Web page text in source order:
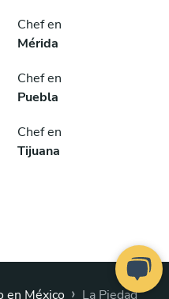
Chef en
Mérida
Chef en
Puebla
Chef en
Tijuana
en México › La Piedad